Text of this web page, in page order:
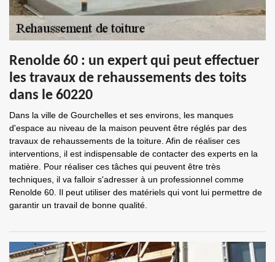
Renolde 60 : un expert qui peut effectuer
les travaux de rehaussements des toits
dans le 60220
Dans la ville de Gourchelles et ses environs, les manques
d'espace au niveau de la maison peuvent être réglés par des
travaux de rehaussements de la toiture. Afin de réaliser ces
interventions, il est indispensable de contacter des experts en la
matière. Pour réaliser ces tâches qui peuvent être très
techniques, il va falloir s'adresser à un professionnel comme
Renolde 60. Il peut utiliser des matériels qui vont lui permettre de
garantir un travail de bonne qualité.